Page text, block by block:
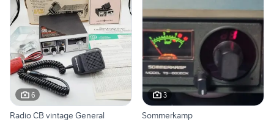
6
Radio CB vintage General
3
Sommerkamp